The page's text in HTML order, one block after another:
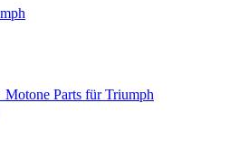
Motone Parts für Triumph